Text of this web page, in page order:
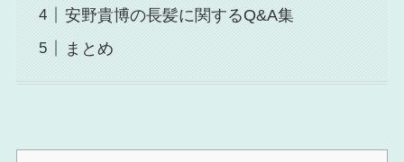
安野貴博の長髪に関するQ&A集
まとめ